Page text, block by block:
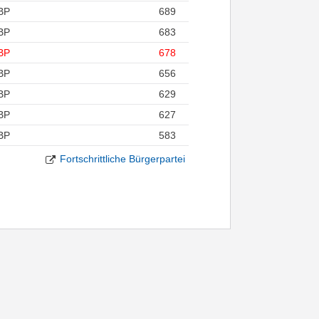
689
683
678
656
629
627
583
Fortschrittliche Bürgerpartei